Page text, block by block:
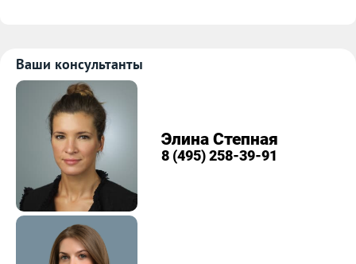
Ваши консультанты
Элина Степная
8 (495) 258-39-91